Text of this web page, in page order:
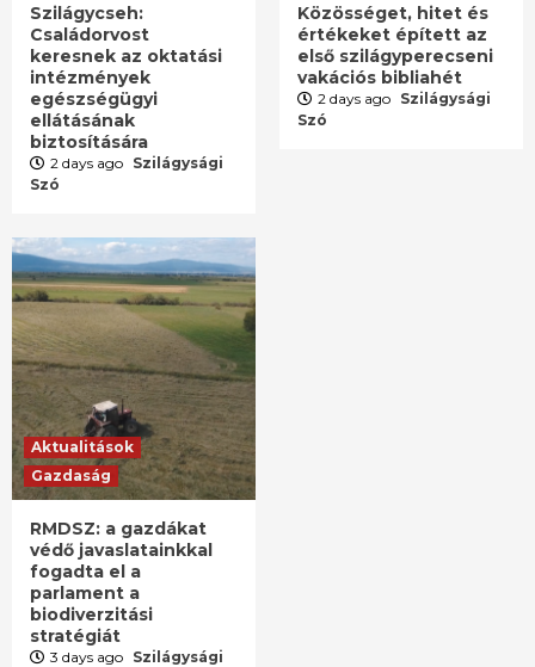
Szilágycseh:
Családorvost
keresnek az oktatási
intézmények
egészségügyi
ellátásának
biztosítására
2 days ago Szilágysági
Szó
Közösséget, hitet és
értékeket épített az
első szilágyperecseni
vakációs bibliahét
2 days ago Szilágysági
Szó
Aktualitások
Gazdaság
RMDSZ: a gazdákat
védő javaslatainkkal
fogadta el a
parlament a
biodiverzitási
stratégiát
3 days ago Szilágysági